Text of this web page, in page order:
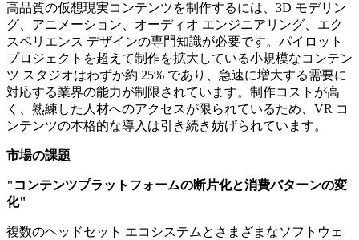
高品質の仮想現実コンテンツを制作するには、3D モデリン
グ、アニメーション、オーディオ エンジニアリング、エク
スペリエンス デザインの専門知識が必要です。パイロット
プロジェクトを超えて制作を拡大している小規模なコンテン
ツ スタジオはわずか約 25% であり、急速に増大する需要に
対応する業界の能力が制限されています。制作コストが高
く、熟練した人材へのアクセスが限られているため、VR コ
ンテンツの本格的な導入は引き続き妨げられています。
市場の課題
"コンテンツプラットフォームの断片化と消費パターンの変
化"
複数のヘッドセット エコシステムとさまざまなソフトウェ